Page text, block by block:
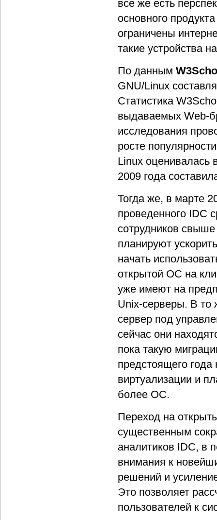
все же есть
основного
ограничены
такие устройства
По данным
GNU/Linux
Статистика
выдаваемых Web-
исследования
росте
Linux
2009 года
Тогда же, в марте
проведенного IDC
сотрудников
планируют
начать
открытой ОС на
уже имеют на
Unix-серверы. В то
сервер под
сейчас они
пока такую
предстоящего
виртуализации и
более ОС.
Переход на
существенным
аналитиков IDC, в
внимания к
решений и
Это позволяет
пользователей к